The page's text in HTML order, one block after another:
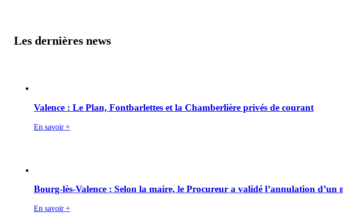
Les dernières news
Valence : Le Plan, Fontbarlettes et la Chamberlière privés de courant
En savoir +
Bourg-lès-Valence : Selon la maire, le Procureur a validé l’annulation d’un
En savoir +